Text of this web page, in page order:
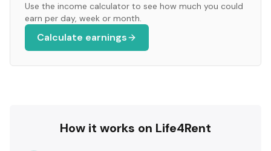
Use the income calculator to see how much you could
earn per day, week or month.
Calculate earnings
How it works on Life4Rent